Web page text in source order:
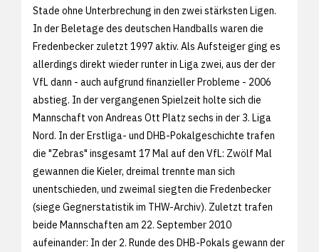
Stade ohne Unterbrechung in den zwei stärksten Ligen.
In der Beletage des deutschen Handballs waren die
Fredenbecker zuletzt 1997 aktiv. Als Aufsteiger ging es
allerdings direkt wieder runter in Liga zwei, aus der der
VfL dann - auch aufgrund finanzieller Probleme - 2006
abstieg. In der vergangenen Spielzeit holte sich die
Mannschaft von Andreas Ott Platz sechs in der 3. Liga
Nord. In der Erstliga- und DHB-Pokalgeschichte trafen
die "Zebras" insgesamt 17 Mal auf den VfL: Zwölf Mal
gewannen die Kieler, dreimal trennte man sich
unentschieden, und zweimal siegten die Fredenbecker
(siege Gegnerstatistik im THW-Archiv). Zuletzt trafen
beide Mannschaften am 22. September 2010
aufeinander: In der 2. Runde des DHB-Pokals gewann der